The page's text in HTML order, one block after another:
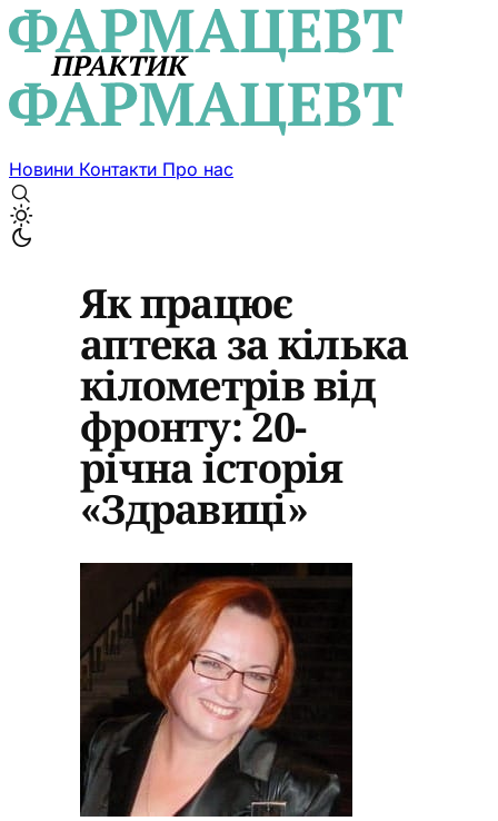
Новини Контакти Про нас
Як працює
аптека за кілька
кілометрів від
фронту: 20-
річна історія
«Здравиці»